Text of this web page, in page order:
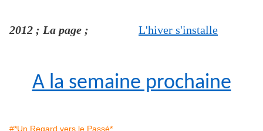
2012 ; La page ; L'hiver s'installe
A la semaine prochaine
#*Un Regard vers le Passé*